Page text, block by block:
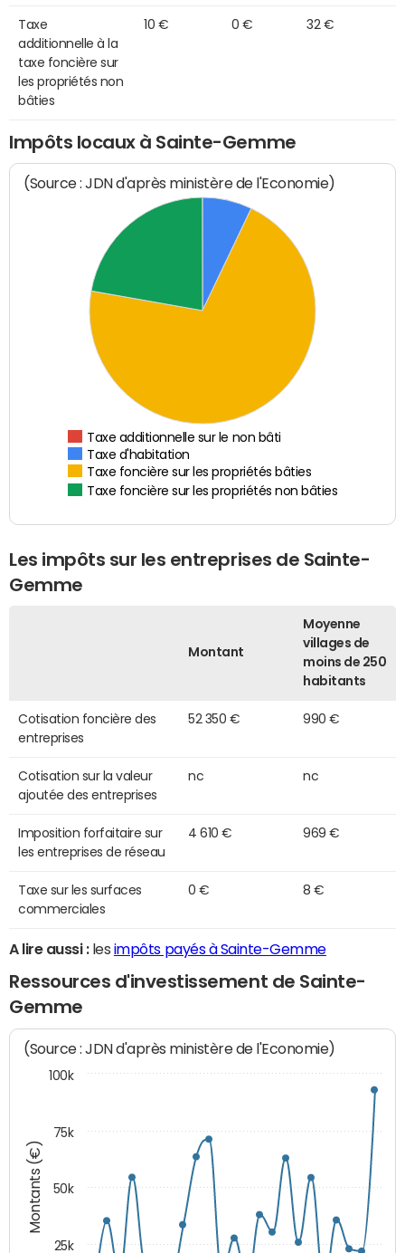
Taxe
additionnelle à la
taxe foncière sur
les propriétés non
bâties
10 € 0 € 32 €
Impôts locaux à Sainte-Gemme
(Source : JDN d'après ministère de l'Economie)
Taxe additionnelle sur le non bâti
Taxe d'habitation
Taxe foncière sur les propriétés bâties
Taxe foncière sur les propriétés non bâties
Les impôts sur les entreprises de Sainte-
Gemme
Montant
Moyenne
villages de
moins de 250
habitants
Cotisation foncière des
entreprises
52 350 € 990 €
Cotisation sur la valeur
ajoutée des entreprises
nc nc
Imposition forfaitaire sur
les entreprises de réseau
4 610 € 969 €
Taxe sur les surfaces
commerciales
0 € 8 €
A lire aussi :les impôts payés à Sainte-Gemme
Ressources d'investissement de Sainte-
Gemme
Montants (€)
(Source : JDN d'après ministère de l'Economie)
25k
50k
75k
100k